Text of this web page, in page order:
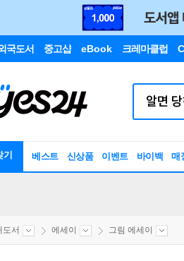
국도서 중고샵 eBook 크레마클럽
베스트 신상품 이벤트 바이백 매
도서 에세이 그림 에세이